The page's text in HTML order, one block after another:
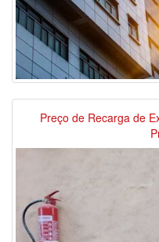
Preço de Recarga de